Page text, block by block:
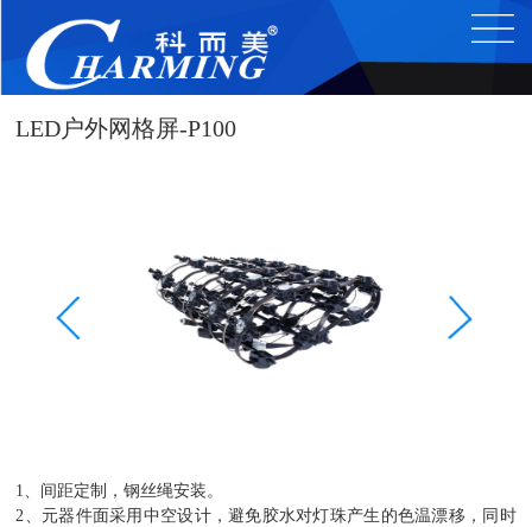
LED户外网格屏-P100
1、间距定制，钢丝绳安装。
2、元器件面采用中空设计，避免胶水对灯珠产生的色温漂移，同时